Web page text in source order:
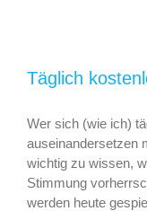
Täglich
Wer sich (wie ich)
auseinandersetzen
wichtig zu wissen,
Stimmung
werden heute